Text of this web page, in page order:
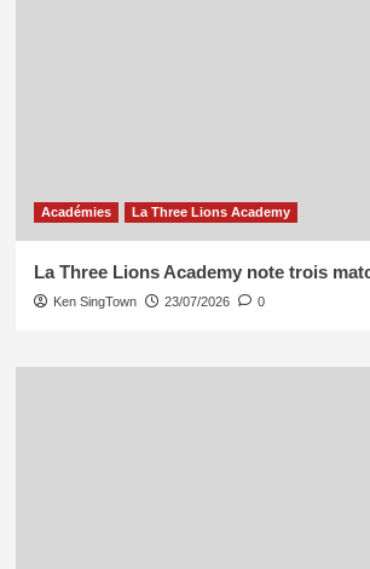
Académies La Three Lions Academy
La Three Lions Academy note trois
Ken SingTown 23/07/2026 0